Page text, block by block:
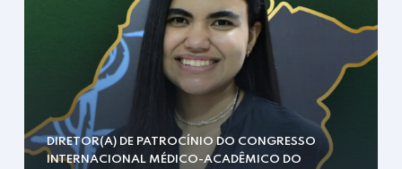
DIRETOR(A) DE PATROCÍNIO DO CONGRESSO
INTERNACIONAL MÉDICO-ACADÊMICO DO